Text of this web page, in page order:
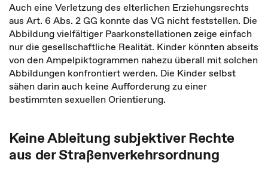
Auch eine Verletzung des elterlichen Erziehungsrechts
aus Art. 6 Abs. 2 GG konnte das VG nicht feststellen. Die
Abbildung vielfältiger Paarkonstellationen zeige einfach
nur die gesellschaftliche Realität. Kinder könnten abseits
von den Ampelpiktogrammen nahezu überall mit solchen
Abbildungen konfrontiert werden. Die Kinder selbst
sähen darin auch keine Aufforderung zu einer
bestimmten sexuellen Orientierung.
Keine Ableitung subjektiver Rechte
aus der Straßenverkehrsordnung